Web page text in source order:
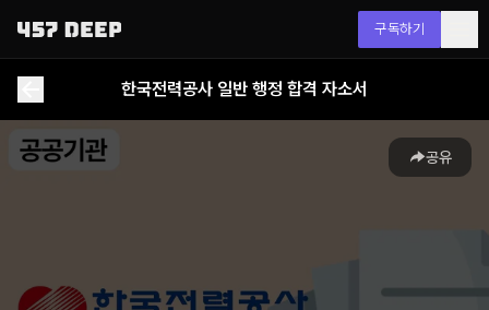
구독하기
한국전력공사 일반 행정 합격 자소서
공유